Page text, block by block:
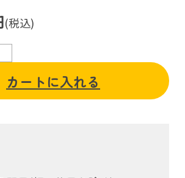
(税込)
カートに入れる